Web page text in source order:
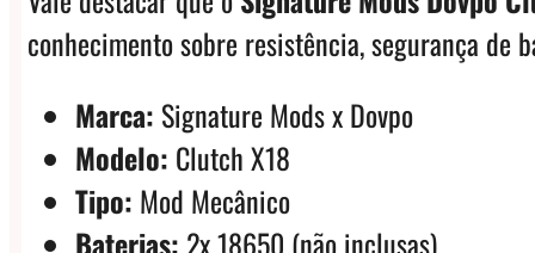
conhecimento sobre resistência, segurança de
Marca: Signature Mods x Dovpo
Modelo: Clutch X18
Tipo: Mod Mecânico
Baterias: 2x 18650 (não inclusas)